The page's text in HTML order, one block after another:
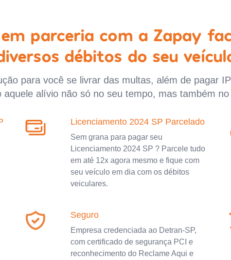
parceria com a Zapay
débitos do seu
para você se livrar das multas, além de pagar
aquele alívio não só no seu tempo, mas também no
Licenciamento 2024 SP Parcelado
Sem grana para pagar seu
Licenciamento 2024 SP ? Parcele tudo
em até 12x agora mesmo e fique com
seu veículo em dia com os débitos
veiculares.
Seguro
Empresa credenciada ao Detran-SP,
com certificado de segurança PCI e
reconhecimento do Reclame Aqui e